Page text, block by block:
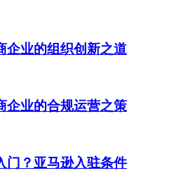
企业的组织创新之道
企业的合规运营之策
门？亚马逊入驻条件